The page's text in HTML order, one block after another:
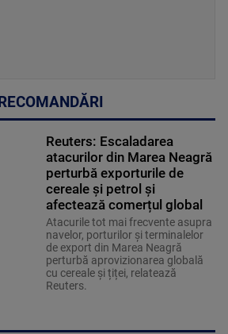
RECOMANDĂRI
Reuters: Escaladarea
atacurilor din Marea Neagră
perturbă exporturile de
cereale și petrol și
afectează comerțul global
Atacurile tot mai frecvente asupra
navelor, porturilor și terminalelor
de export din Marea Neagră
perturbă aprovizionarea globală
cu cereale și țiței, relatează
Reuters.